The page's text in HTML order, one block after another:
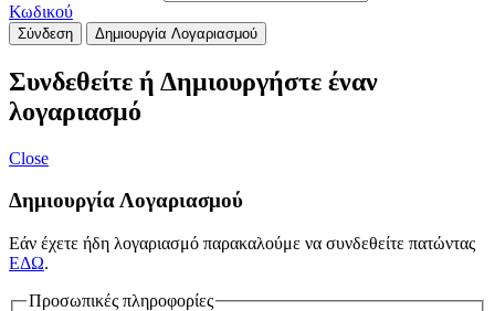
Κωδικού
Σύνδεση Δημιουργία Λογαριασμού
Συνδεθείτε ή Δημιουργήστε έναν
λογαριασμό
Close
Δημιουργία Λογαριασμού
Εάν έχετε ήδη λογαριασμό παρακαλούμε να συνδεθείτε πατώντας
ΕΔΩ.
Προσωπικές πληροφορίες